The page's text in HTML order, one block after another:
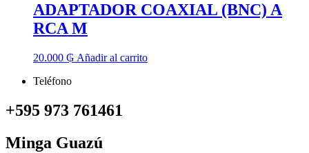
ADAPTADOR COAXIAL (BNC) A
RCA M
20.000 ₲ Añadir al carrito
Teléfono
+595 973 761461
Minga Guazú